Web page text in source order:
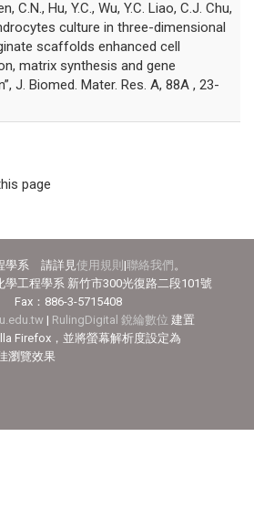
C.N., Hu, Y.C., Wu, Y.C. Liao, C.J. Chu,
culture in three-dimensional
scaffolds enhanced cell
matrix synthesis and gene
J. Biomed. Mater. Res. A, 88A , 23-
page
學系 請詳見使用規則 |聯絡我們 。
學工程學系 新竹市300光復路二段101號
：886-3-5715408
| RulingDigital 銳綸數位 建置
Firefox，並將螢幕解析度設定為
瀏覽效果